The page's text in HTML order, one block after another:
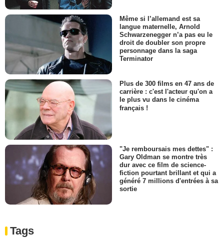
Même si l’allemand est sa
langue maternelle, Arnold
Schwarzenegger n’a pas eu le
droit de doubler son propre
personnage dans la saga
Terminator
Plus de 300 films en 47 ans de
carrière : c'est l'acteur qu'on a
le plus vu dans le cinéma
français !
"Je remboursais mes dettes" :
Gary Oldman se montre très
dur avec ce film de science-
fiction pourtant brillant et qui a
généré 7 millions d'entrées à sa
sortie
Tags